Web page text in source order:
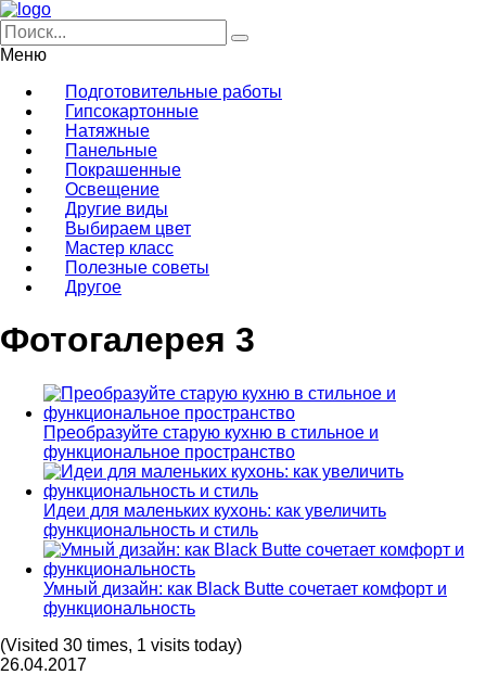
Меню
Подготовительные работы
Гипсокартонные
Натяжные
Панельные
Покрашенные
Освещение
Другие виды
Выбираем цвет
Мастер класс
Полезные советы
Другое
Фотогалерея 3
Преобразуйте старую кухню в стильное и
функциональное пространство
Идеи для маленьких кухонь: как увеличить
функциональность и стиль
Умный дизайн: как Black Butte сочетает комфорт и
функциональность
(Visited 30 times, 1 visits today)
26.04.2017